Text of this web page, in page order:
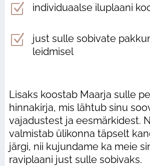
Z individuaalse iluplaani
Z
just sulle sobivate
leidmisel
Lisaks koostab Maarja sulle
hinnakirja, mis lähtub sinu
vajadustest ja eesmärkidest.
valmistab ülikonna täpselt
järgi, nii kujundame ka meie
raviplaani just sulle sobivaks.